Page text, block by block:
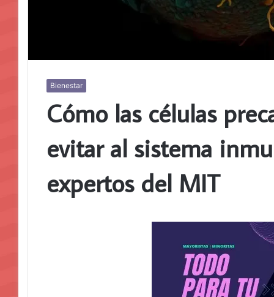
Bienestar
Cómo las células
evitar al sistema
expertos del MIT